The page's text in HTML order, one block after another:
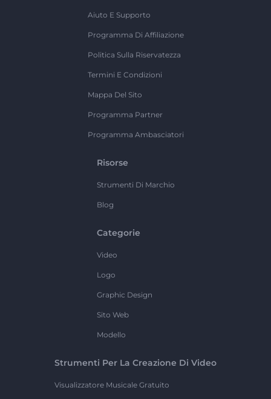
Aiuto E Supporto
Programma Di Affiliazione
Politica Sulla Riservatezza
Termini E Condizioni
Mappa Del Sito
Programma Partner
Programma Ambasciatori
Risorse
Strumenti Di Marchio
Blog
Categorie
Video
Logo
Graphic Design
Sito Web
Modello
Strumenti Per La Creazione Di Video
Visualizzatore Musicale Gratuito